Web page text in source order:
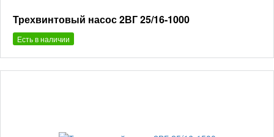
Трехвинтовый насос 2ВГ 25/16-1000
Есть в наличии